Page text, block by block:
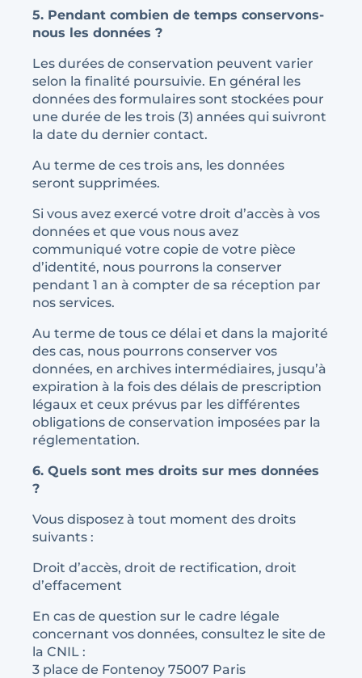
5. Pendant combien de temps conservons-
nous les données ?
Les durées de conservation peuvent varier
selon la finalité poursuivie. En général les
données des formulaires sont stockées pour
une durée de les trois (3) années qui suivront
la date du dernier contact.
Au terme de ces trois ans, les données
seront supprimées.
Si vous avez exercé votre droit d’accès à vos
données et que vous nous avez
communiqué votre copie de votre pièce
d’identité, nous pourrons la conserver
pendant 1 an à compter de sa réception par
nos services.
Au terme de tous ce délai et dans la majorité
des cas, nous pourrons conserver vos
données, en archives intermédiaires, jusqu’à
expiration à la fois des délais de prescription
légaux et ceux prévus par les différentes
obligations de conservation imposées par la
réglementation.
6. Quels sont mes droits sur mes données
?
Vous disposez à tout moment des droits
suivants :
Droit d’accès, droit de rectification, droit
d’effacement
En cas de question sur le cadre légale
concernant vos données, consultez le site de
la CNIL :
3 place de Fontenoy 75007 Paris